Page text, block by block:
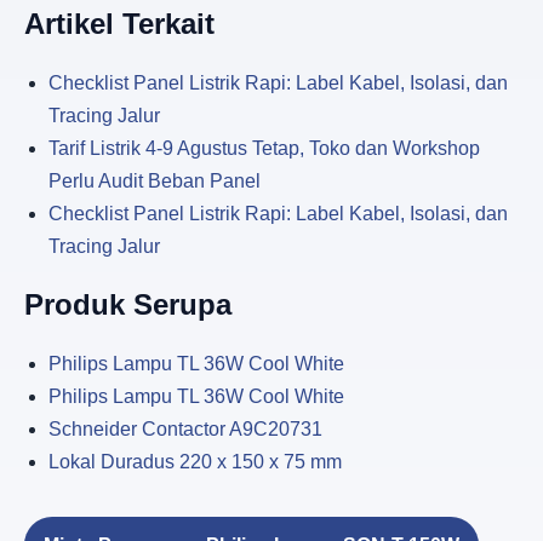
Artikel Terkait
Checklist Panel Listrik Rapi: Label Kabel, Isolasi, dan
Tracing Jalur
Tarif Listrik 4-9 Agustus Tetap, Toko dan Workshop
Perlu Audit Beban Panel
Checklist Panel Listrik Rapi: Label Kabel, Isolasi, dan
Tracing Jalur
Produk Serupa
Philips Lampu TL 36W Cool White
Philips Lampu TL 36W Cool White
Schneider Contactor A9C20731
Lokal Duradus 220 x 150 x 75 mm